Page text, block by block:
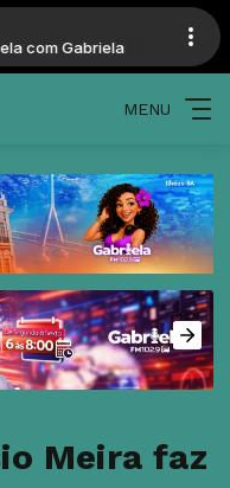
Gabriela
MENU
Meira faz